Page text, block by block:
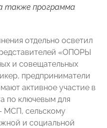
также программа
отдельно осветил
«ОПОРЫ
и совещательных
предприниматели
активное участие в
по ключевым для
МСП, сельскому
и социальной